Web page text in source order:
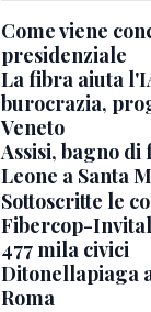
Come viene
presidenziale
La fibra aiuta
burocrazia,
Veneto
Assisi, bagno
Leone a Santa
Sottoscritte le
Fibercop-
477 mila civici
Ditonellapiaga
Roma